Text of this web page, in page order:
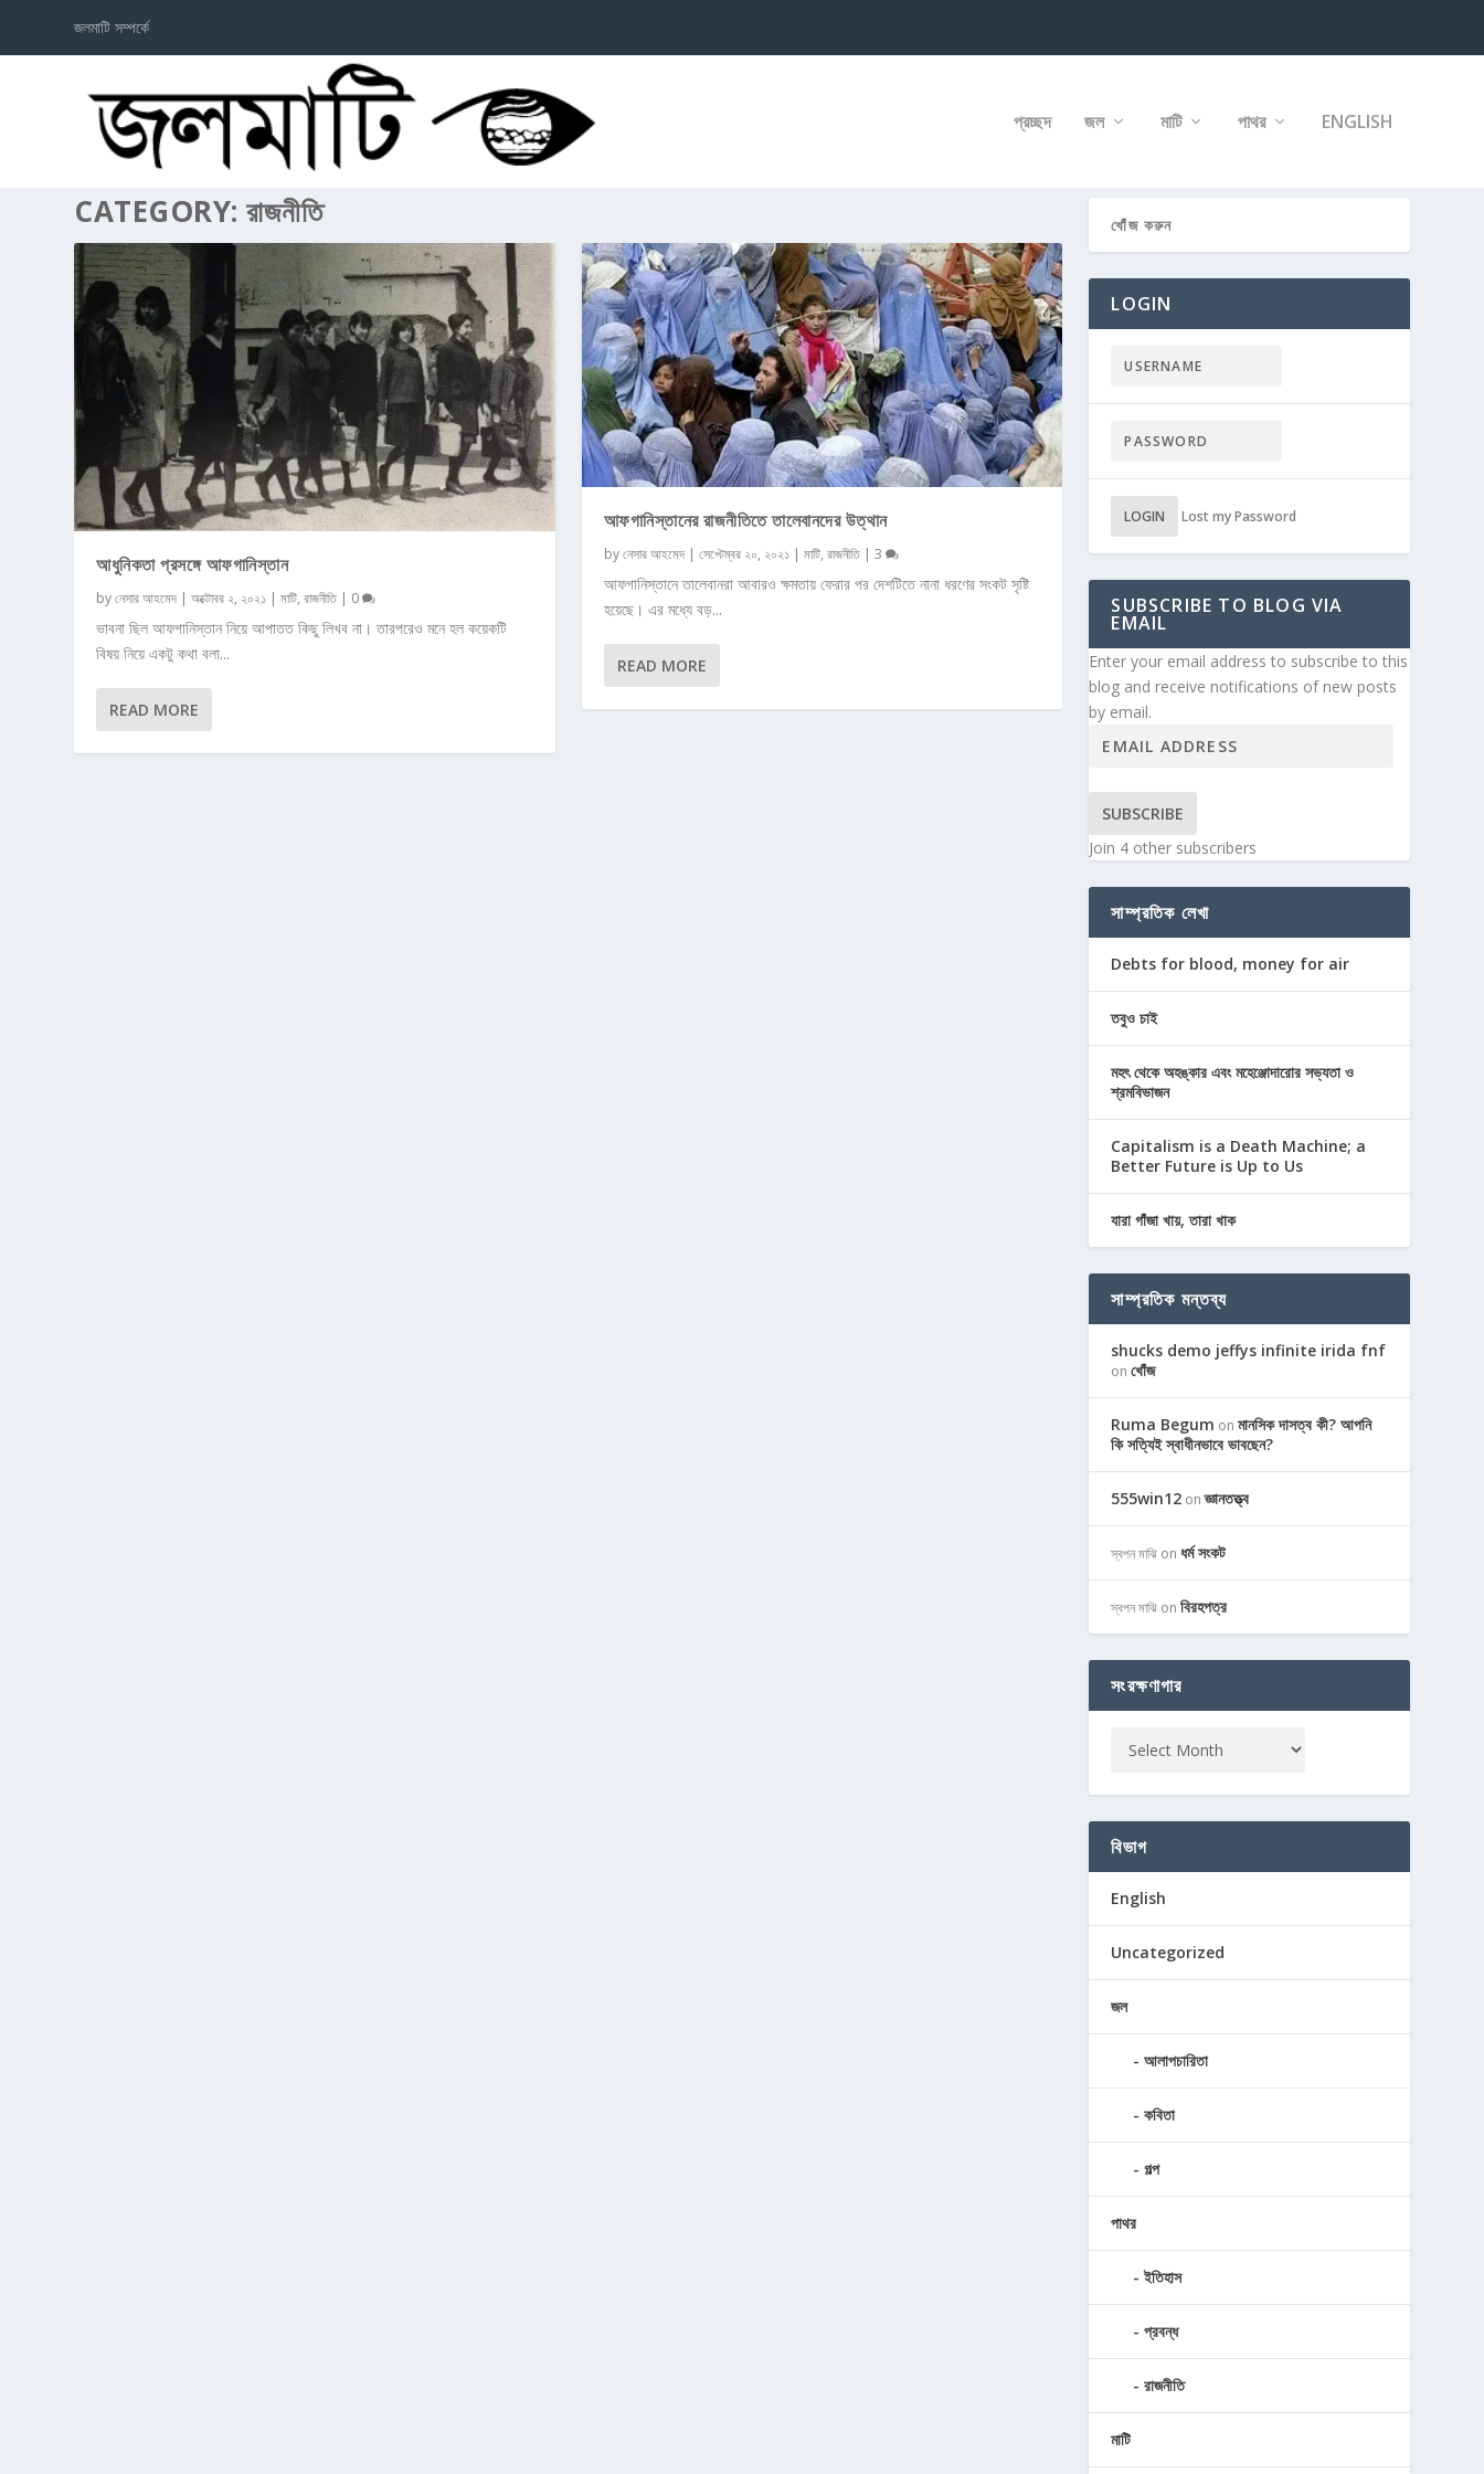
জলমাটি সম্পর্কে
প্রচ্ছদ জল মাটি পাথর ENGLISH
CATEGORY:রাজনীতি
আধুনিকতা প্রসঙ্গে আফগানিস্তান
byনেসার আহমেদ |অক্টোবর ২, ২০২১ |মাটি,রাজনীতি | 0
ভাবনা ছিল আফগানিস্তান নিয়ে আপাতত কিছু লিখব না। তারপরেও মনে হল কয়েকটি
বিষয় নিয়ে একটু কথা বলা...
READ MORE
আফগানিস্তানের রাজনীতিতে তালেবানদের উত্থান
byনেসার আহমেদ| সেপ্টেম্বর ২০, ২০২১| মাটি, রাজনীতি| 3
আফগানিস্তানে তালেবানরা আবারও ক্ষমতায় ফেরার পর দেশটিতে নানা ধরণের সংকট সৃষ্টি
হয়েছে। এর মধ্যে বড়...
READ MORE
LOGIN
LOGIN Lost my Password
SUBSCRIBE TO BLOG VIA
EMAIL
Enter your email address to subscribe to this
blog and receive notifications of new posts
by email.
SUBSCRIBE
Join 4 other subscribers
সাম্প্রতিক লেখা
Debts for blood, money for air
তবুও চাই
মহৎ থেকে অহঙ্কার এবং মহেঞ্জোদারোর সভ্যতা ও
শ্রমবিভাজন
Capitalism is a Death Machine; a
Better Future is Up to Us
যারা গাঁজা খায়, তারা খাক
সাম্প্রতিক মন্তব্য
shucks demo jeffys infinite irida fnf
onখোঁজ
Ruma Begum onমানসিক দাসত্ব কী? আপনি
কি সত্যিই স্বাধীনভাবে ভাবছেন?
555win12 onজ্ঞানতত্ত্ব
স্বপন মাঝি onধর্ম সংকট
স্বপন মাঝি onবিরহপত্র
সংরক্ষণাগার
বিভাগ
English
Uncategorized
জল
আলাপচারিতা
কবিতা
গল্প
পাথর
ইতিহাস
প্রবন্ধ
রাজনীতি
মাটি